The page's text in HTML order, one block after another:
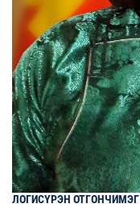
ЛОГИСҮРЭН ОТГОНЧИМЭГ